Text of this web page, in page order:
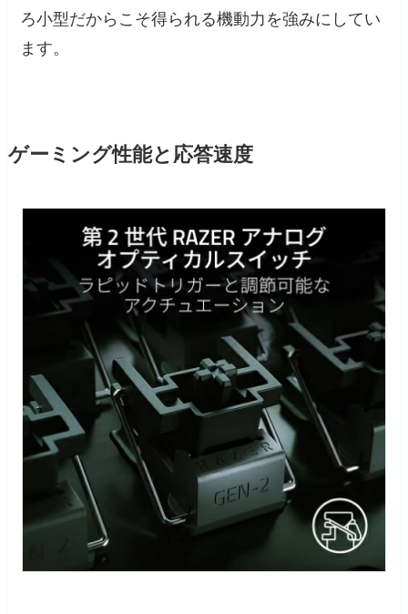
ろ小型だからこそ得られる機動力を強みにしてい
ます。
ゲーミング性能と応答速度